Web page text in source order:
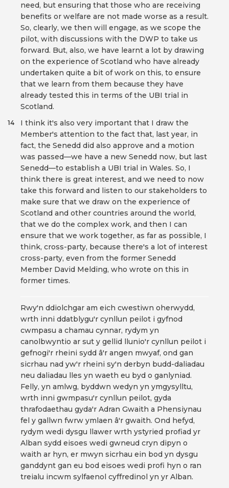
need, but ensuring that those who are receiving
benefits or welfare are not made worse as a result.
So, clearly, we then will engage, as we scope the
pilot, with discussions with the DWP to take us
forward. But, also, we have learnt a lot by drawing
on the experience of Scotland who have already
undertaken quite a bit of work on this, to ensure
that we learn from them because they have
already tested this in terms of the UBI trial in
Scotland.
I think it's also very important that I draw the
Member's attention to the fact that, last year, in
fact, the Senedd did also approve and a motion
was passed—we have a new Senedd now, but last
Senedd—to establish a UBI trial in Wales. So, I
think there is great interest, and we need to now
take this forward and listen to our stakeholders to
make sure that we draw on the experience of
Scotland and other countries around the world,
that we do the complex work, and then I can
ensure that we work together, as far as possible, I
think, cross-party, because there's a lot of interest
cross-party, even from the former Senedd
Member David Melding, who wrote on this in
former times.
14
Rwy'n ddiolchgar am eich cwestiwn oherwydd,
wrth inni ddatblygu'r cynllun peilot i gyfnod
cwmpasu a chamau cynnar, rydym yn
canolbwyntio ar sut y gellid llunio'r cynllun peilot i
gefnogi'r rheini sydd â'r angen mwyaf, ond gan
sicrhau nad yw'r rheini sy'n derbyn budd-daliadau
neu daliadau lles yn waeth eu byd o ganlyniad.
Felly, yn amlwg, byddwn wedyn yn ymgysylltu,
wrth inni gwmpasu'r cynllun peilot, gyda
thrafodaethau gyda'r Adran Gwaith a Phensiynau
fel y gallwn fwrw ymlaen â'r gwaith. Ond hefyd,
rydym wedi dysgu llawer wrth ystyried profiad yr
Alban sydd eisoes wedi gwneud cryn dipyn o
waith ar hyn, er mwyn sicrhau ein bod yn dysgu
ganddynt gan eu bod eisoes wedi profi hyn o ran
treialu incwm sylfaenol cyffredinol yn yr Alban.